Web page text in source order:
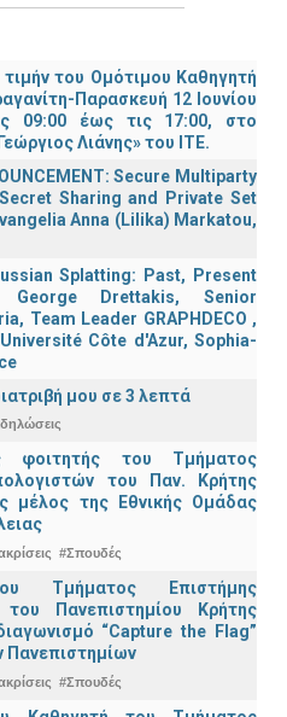
του Ομότιμου Καθηγητή
Παρασκευή 12 Ιουνίου
09:00 έως τις 17:00, στο
Λιάνης» του ΙΤΕ.
Secure Multiparty
Sharing and Private Set
Anna (Lilika) Markatou,
Splatting: Past, Present
Drettakis, Senior
Team Leader GRAPHDECO ,
Côte d'Azur, Sophia-
μου σε 3 λεπτά
φοιτητής του Τμήματος
του Παν. Κρήτης
μέλος της Εθνικής Ομάδας
#Σπουδές
Τμήματος Επιστήμης
του Πανεπιστημίου Κρήτης
“Capture the Flag”
Πανεπιστημίων
#Σπουδές